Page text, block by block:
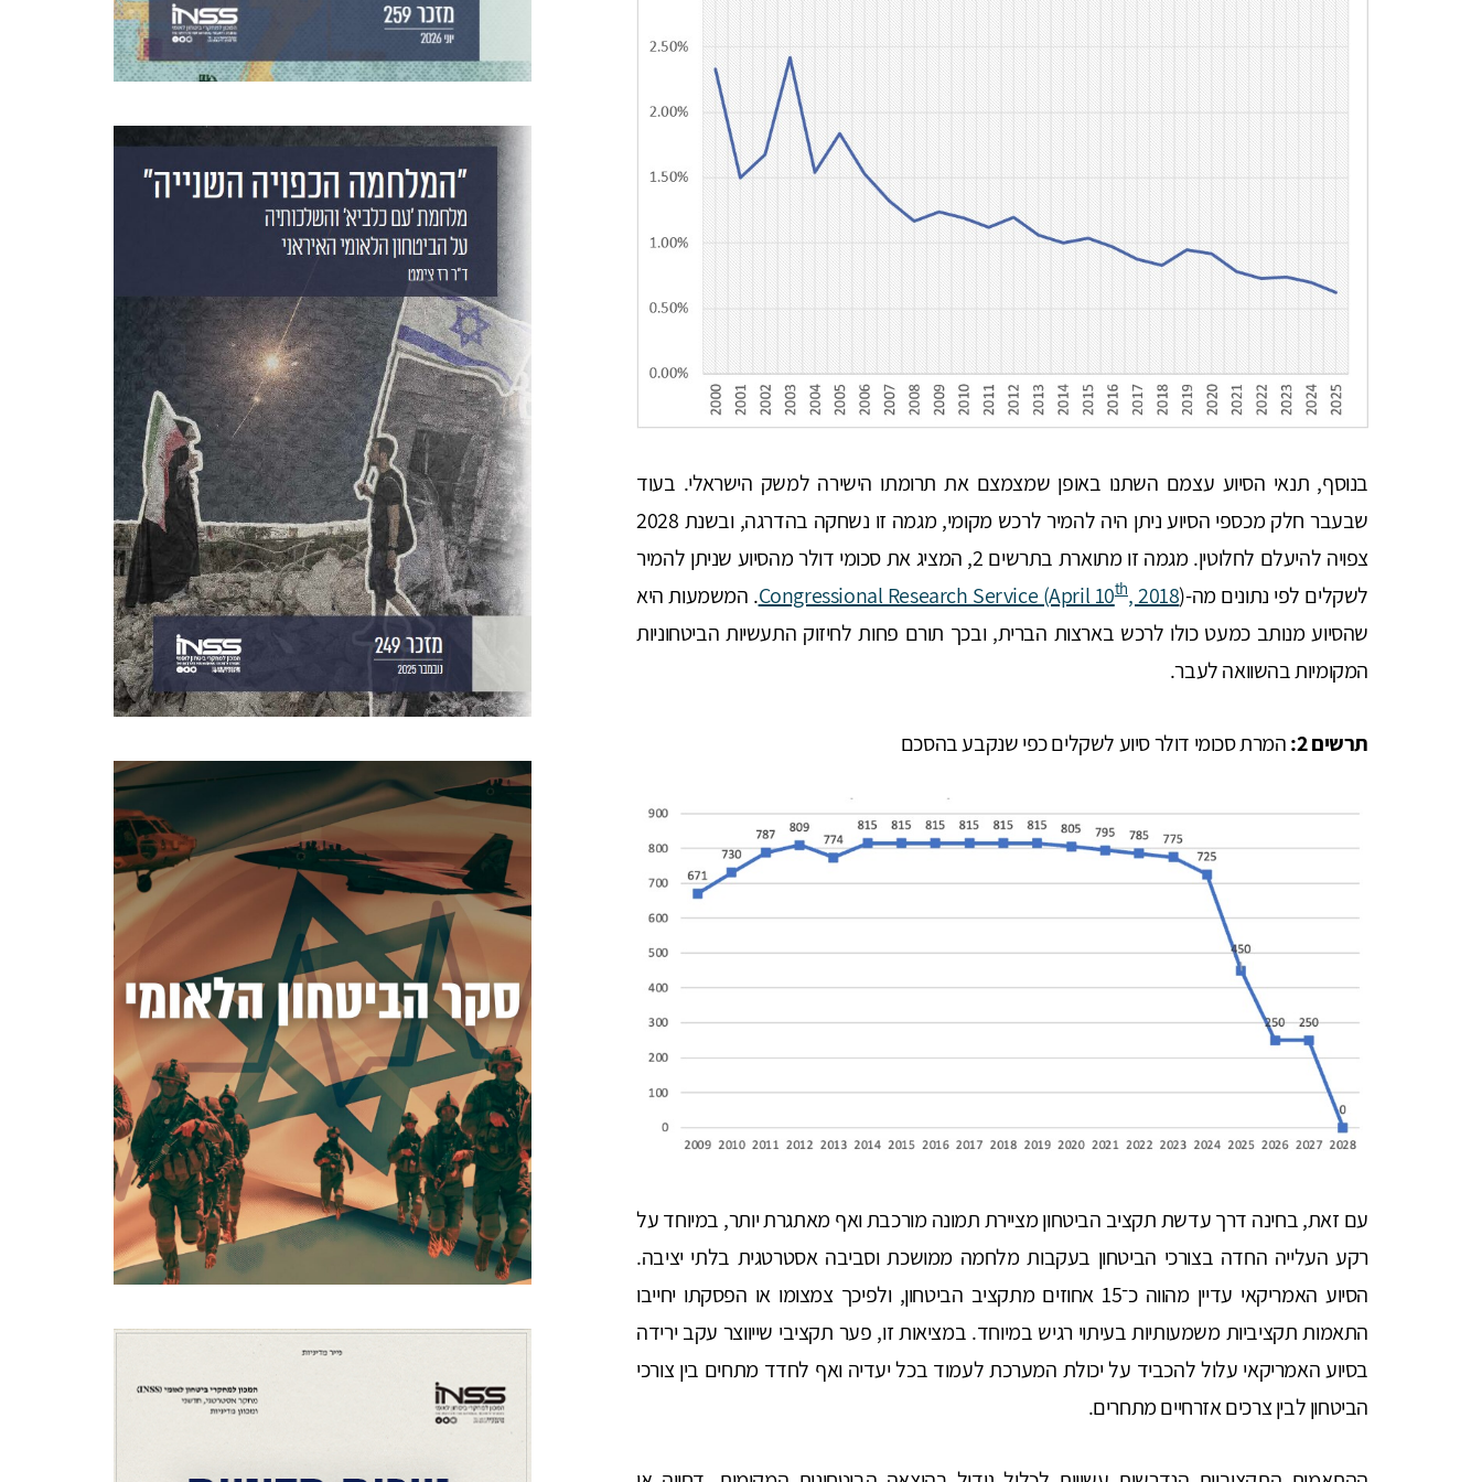
בנוסף, תנאי הסיוע עצמם השתנו באופן שמצמצם את תרומתו הישירה למשק הישראלי. בעוד
שבעבר חלק מכספי הסיוע ניתן היה להמיר לרכש מקומי, מגמה זו נשחקה בהדרגה, ובשנת 2028
צפויה להיעלם לחלוטין. מגמה זו מתוארת בתרשים 2, המציג את סכומי דולר מהסיוע שניתן להמיר
לשקלים לפי נתונים מה-
Congressional Research Service (April 10th, 2018
). המשמעות היא
שהסיוע מנותב כמעט כולו לרכש בארצות הברית, ובכך תורם פחות לחיזוק התעשיות הביטחוניות
המקומיות בהשוואה לעבר.
תרשים 2: המרת סכומי דולר סיוע לשקלים כפי שנקבע בהסכם
עם זאת, בחינה דרך עדשת תקציב הביטחון מציירת תמונה מורכבת ואף מאתגרת יותר, במיוחד על
רקע העלייה החדה בצורכי הביטחון בעקבות מלחמה ממושכת וסביבה אסטרטגית בלתי יציבה.
הסיוע האמריקאי עדיין מהווה כ־15 אחוזים מתקציב הביטחון, ולפיכך צמצומו או הפסקתו יחייבו
התאמות תקציביות משמעותיות בעיתוי רגיש במיוחד. במציאות זו, פער תקציבי שייווצר עקב ירידה
בסיוע האמריקאי עלול להכביד על יכולת המערכת לעמוד בכל יעדיה ואף לחדד מתחים בין צורכי
הביטחון לבין צרכים אזרחיים מתחרים.